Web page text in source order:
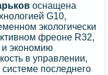
оснащена
G10,
экологически
фреоне R32,
и экономию
в управлении,
последнего